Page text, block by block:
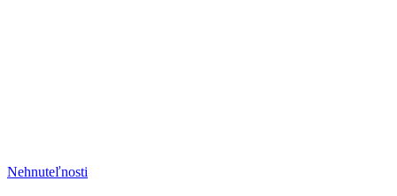
Nehnuteľnosti